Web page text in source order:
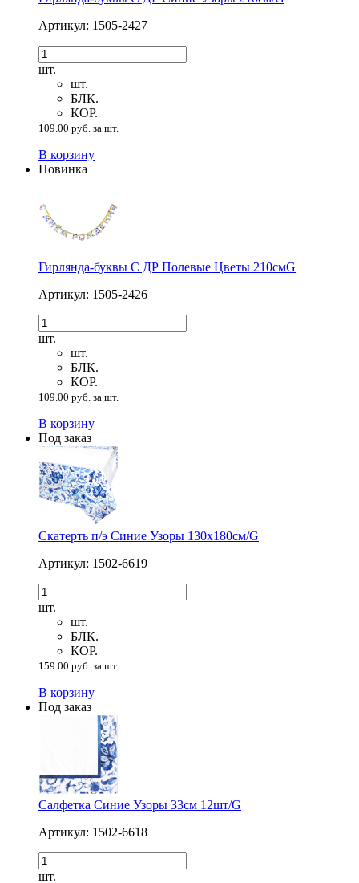
Артикул: 1505-2427
шт.
шт.
БЛК.
КОР.
109.00 руб. за шт.
В корзину
Новинка
Гирлянда-буквы С ДР Полевые Цветы 210смG
Артикул: 1505-2426
шт.
шт.
БЛК.
КОР.
109.00 руб. за шт.
В корзину
Под заказ
Скатерть п/э Синие Узоры 130х180см/G
Артикул: 1502-6619
шт.
шт.
БЛК.
КОР.
159.00 руб. за шт.
В корзину
Под заказ
Салфетка Синие Узоры 33см 12шт/G
Артикул: 1502-6618
шт.